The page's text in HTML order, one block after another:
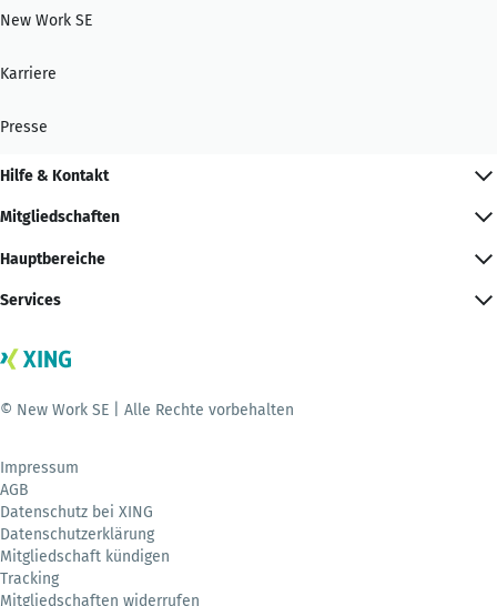
New Work SE
Karriere
Presse
Hilfe & Kontakt
Mitgliedschaften
Hauptbereiche
Services
© New Work SE | Alle Rechte vorbehalten
Impressum
AGB
Datenschutz bei XING
Datenschutzerklärung
Mitgliedschaft kündigen
Tracking
Mitgliedschaften widerrufen